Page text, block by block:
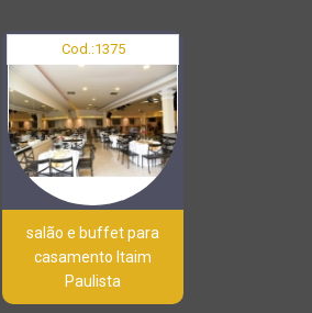
Cod.:1375
salão e buffet para
casamento Itaim
Paulista